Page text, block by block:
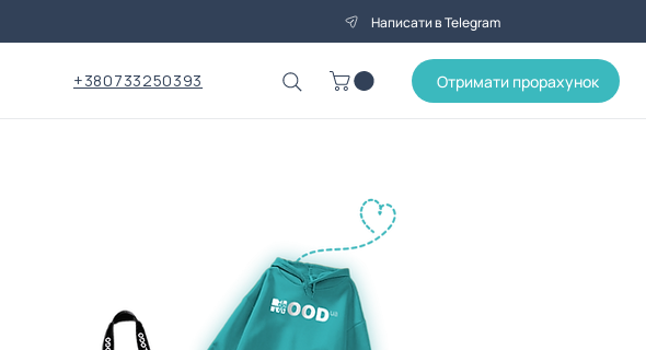
Написати в Telegram
+380733250393 Отримати прорахунок